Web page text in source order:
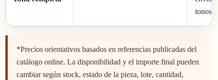
tonos.
*Precios orientativos basados en referencias publicadas del
catálogo online. La disponibilidad y el importe final pueden
cambiar según stock, estado de la pieza, lote, cantidad,